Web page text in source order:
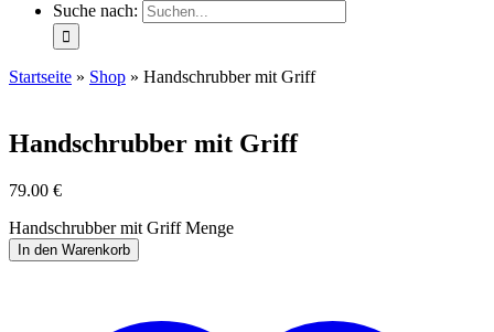
Suche nach:
Startseite » Shop » Handschrubber mit Griff
Handschrubber mit Griff
79.00 €
Handschrubber mit Griff Menge
In den Warenkorb